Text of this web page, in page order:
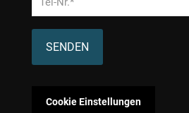
Cookie Einstellungen